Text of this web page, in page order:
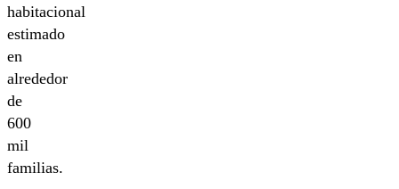
habitacional
estimado
en
alrededor
de
600
mil
familias.